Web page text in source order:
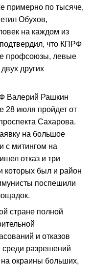
примерно по тысяче,
Обухов,
на каждом из
что КПРФ
профсоюзы, левые
других
Валерий Рашкин
28 июля пройдет от
Сахарова.
на большое
с митингом на
отказ и три
которых был и район
поспешили
стране полной
и отказов
среди разрешений
окраины больших,